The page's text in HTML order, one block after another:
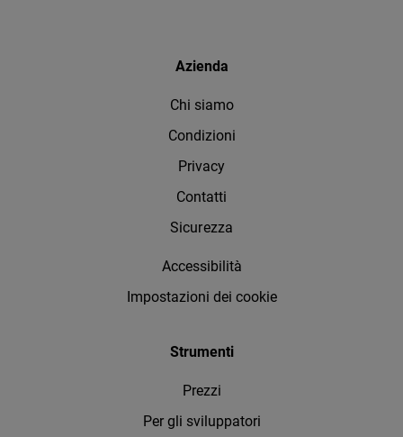
Azienda
Chi siamo
Condizioni
Privacy
Contatti
Sicurezza
Accessibilità
Impostazioni dei cookie
Strumenti
Prezzi
Per gli sviluppatori